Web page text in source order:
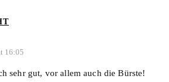
16:05
sehr gut, vor allem auch die Bürste!